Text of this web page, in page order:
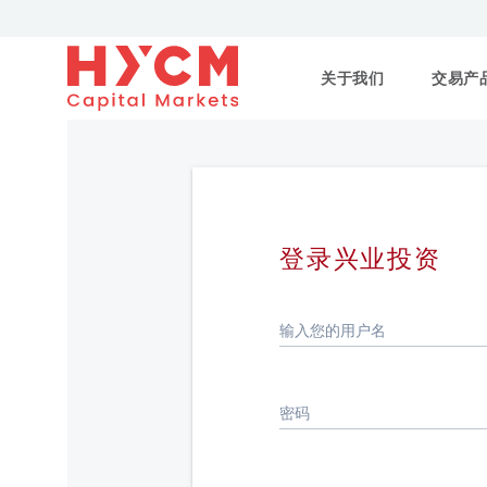
关于我们 交易产
登录兴业投资
输入您的用户名
密码